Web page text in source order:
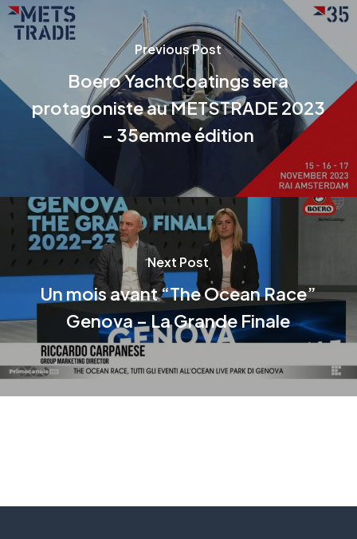
Previous Post
Boero YachtCoatings sera
protagoniste au METSTRADE 2023
– 35emme édition
Next Post
Un mois avant “The Ocean Race”
Genova – La Grande Finale